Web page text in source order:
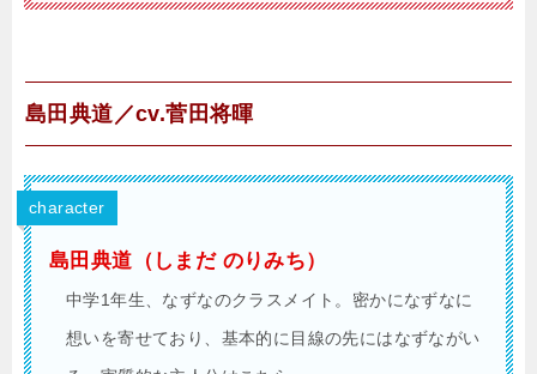
島田典道／cv.菅田将暉
character
島田典道（しまだ のりみち）
中学1年生、なずなのクラスメイト。密かになずなに
想いを寄せており、基本的に目線の先にはなずながい